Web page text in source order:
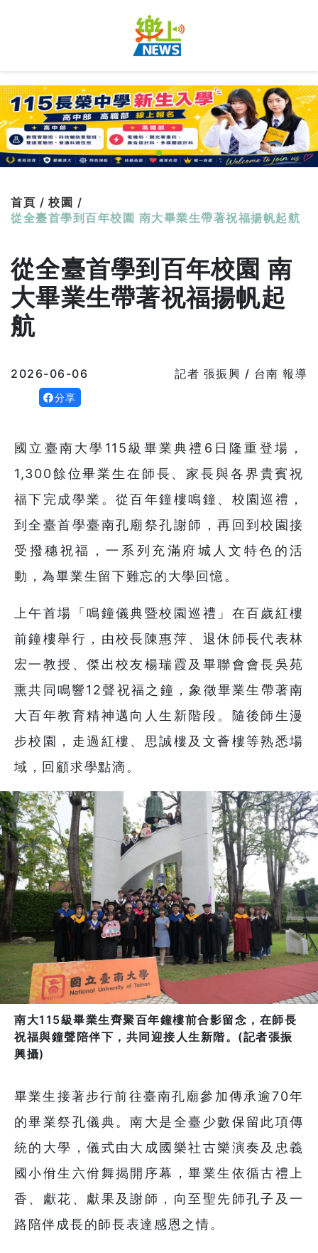
首頁 / 校園 /
從全臺首學到百年校園 南大畢業生帶著祝福揚帆起航
從全臺首學到百年校園 南
大畢業生帶著祝福揚帆起
航
2026-06-06 記者 張振興 / 台南 報導
分享
國立臺南大學115級畢業典禮6日隆重登場，
1,300餘位畢業生在師長、家長與各界貴賓祝
福下完成學業。從百年鐘樓鳴鐘、校園巡禮，
到全臺首學臺南孔廟祭孔謝師，再回到校園接
受撥穗祝福，一系列充滿府城人文特色的活
動，為畢業生留下難忘的大學回憶。
上午首場「鳴鐘儀典暨校園巡禮」在百歲紅樓
前鐘樓舉行，由校長陳惠萍、退休師長代表林
宏一教授、傑出校友楊瑞霞及畢聯會會長吳苑
熏共同鳴響12聲祝福之鐘，象徵畢業生帶著南
大百年教育精神邁向人生新階段。隨後師生漫
步校園，走過紅樓、思誠樓及文薈樓等熟悉場
域，回顧求學點滴。
南大115級畢業生齊聚百年鐘樓前合影留念，在師長
祝福與鐘聲陪伴下，共同迎接人生新階。(記者張振
興攝)
畢業生接著步行前往臺南孔廟參加傳承逾70年
的畢業祭孔儀典。南大是全臺少數保留此項傳
統的大學，儀式由大成國樂社古樂演奏及忠義
國小佾生六佾舞揭開序幕，畢業生依循古禮上
香、獻花、獻果及謝師，向至聖先師孔子及一
路陪伴成長的師長表達感恩之情。